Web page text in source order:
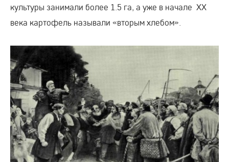
культуры занимали более 1.5 га, а уже в начале XX
века картофель называли «вторым хлебом».